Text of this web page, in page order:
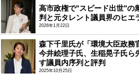
高市政権で"スピード出世"の
判と元タレント議員界のヒエ
2026年1月22日
森下千里氏が「環境大臣政務
今井絵理子氏、生稲晃子氏ら
す議員内序列と評判
2025年10月25日